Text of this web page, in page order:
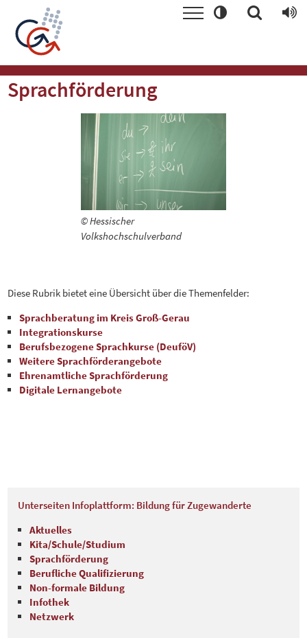
Sprachförderung
© Hessischer
Volkshochschulverband
Diese Rubrik bietet eine Übersicht über die Themenfelder:
Sprachberatung im Kreis Groß-Gerau
Integrationskurse
Berufsbezogene Sprachkurse (DeuföV)
Weitere Sprachförderangebote
Ehrenamtliche Sprachförderung
Digitale Lernangebote
Unterseiten Infoplattform: Bildung für Zugewanderte
Aktuelles
Kita/Schule/Studium
Sprachförderung
Berufliche Qualifizierung
Non-formale Bildung
Infothek
Netzwerk